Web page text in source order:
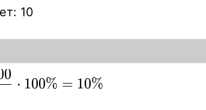
10
0
⋅ 100% = 10%